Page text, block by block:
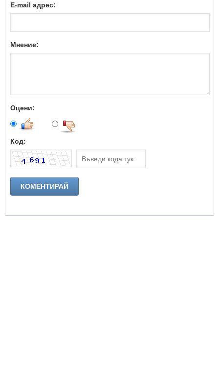
E-mail адрес:
Мнение:
Оцени:
Код: